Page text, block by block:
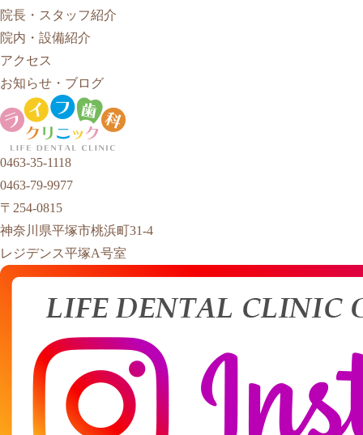
院長・スタッフ紹介
院内・設備紹介
アクセス
お知らせ・ブログ
0463-35-1118
0463-79-9977
〒254-0815
神奈川県平塚市桃浜町31-4
レジデンス平塚A号室